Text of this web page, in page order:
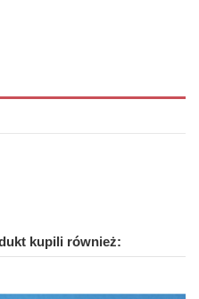
kupili również: